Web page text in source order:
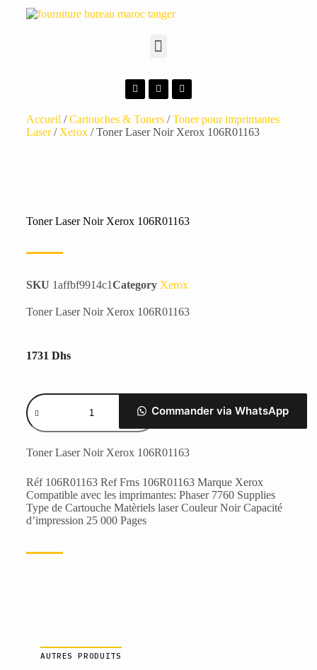
Accueil /Cartouches & Toners/Toner pour imprimantes
Laser/ Xerox/ Toner Laser Noir Xerox 106R01163
Toner Laser Noir Xerox 106R01163
SKU 1affbf9914c1Category Xerox
Toner Laser Noir Xerox 106R01163
1731 Dhs
Commander via WhatsApp
Toner Laser Noir Xerox 106R01163
Réf 106R01163 Ref Frns 106R01163 Marque Xerox
Compatible avec les imprimantes: Phaser 7760 Supplies
Type de Cartouche Matèriels laser Couleur Noir Capacité
d’impression 25 000 Pages
AUTRES PRODUITS